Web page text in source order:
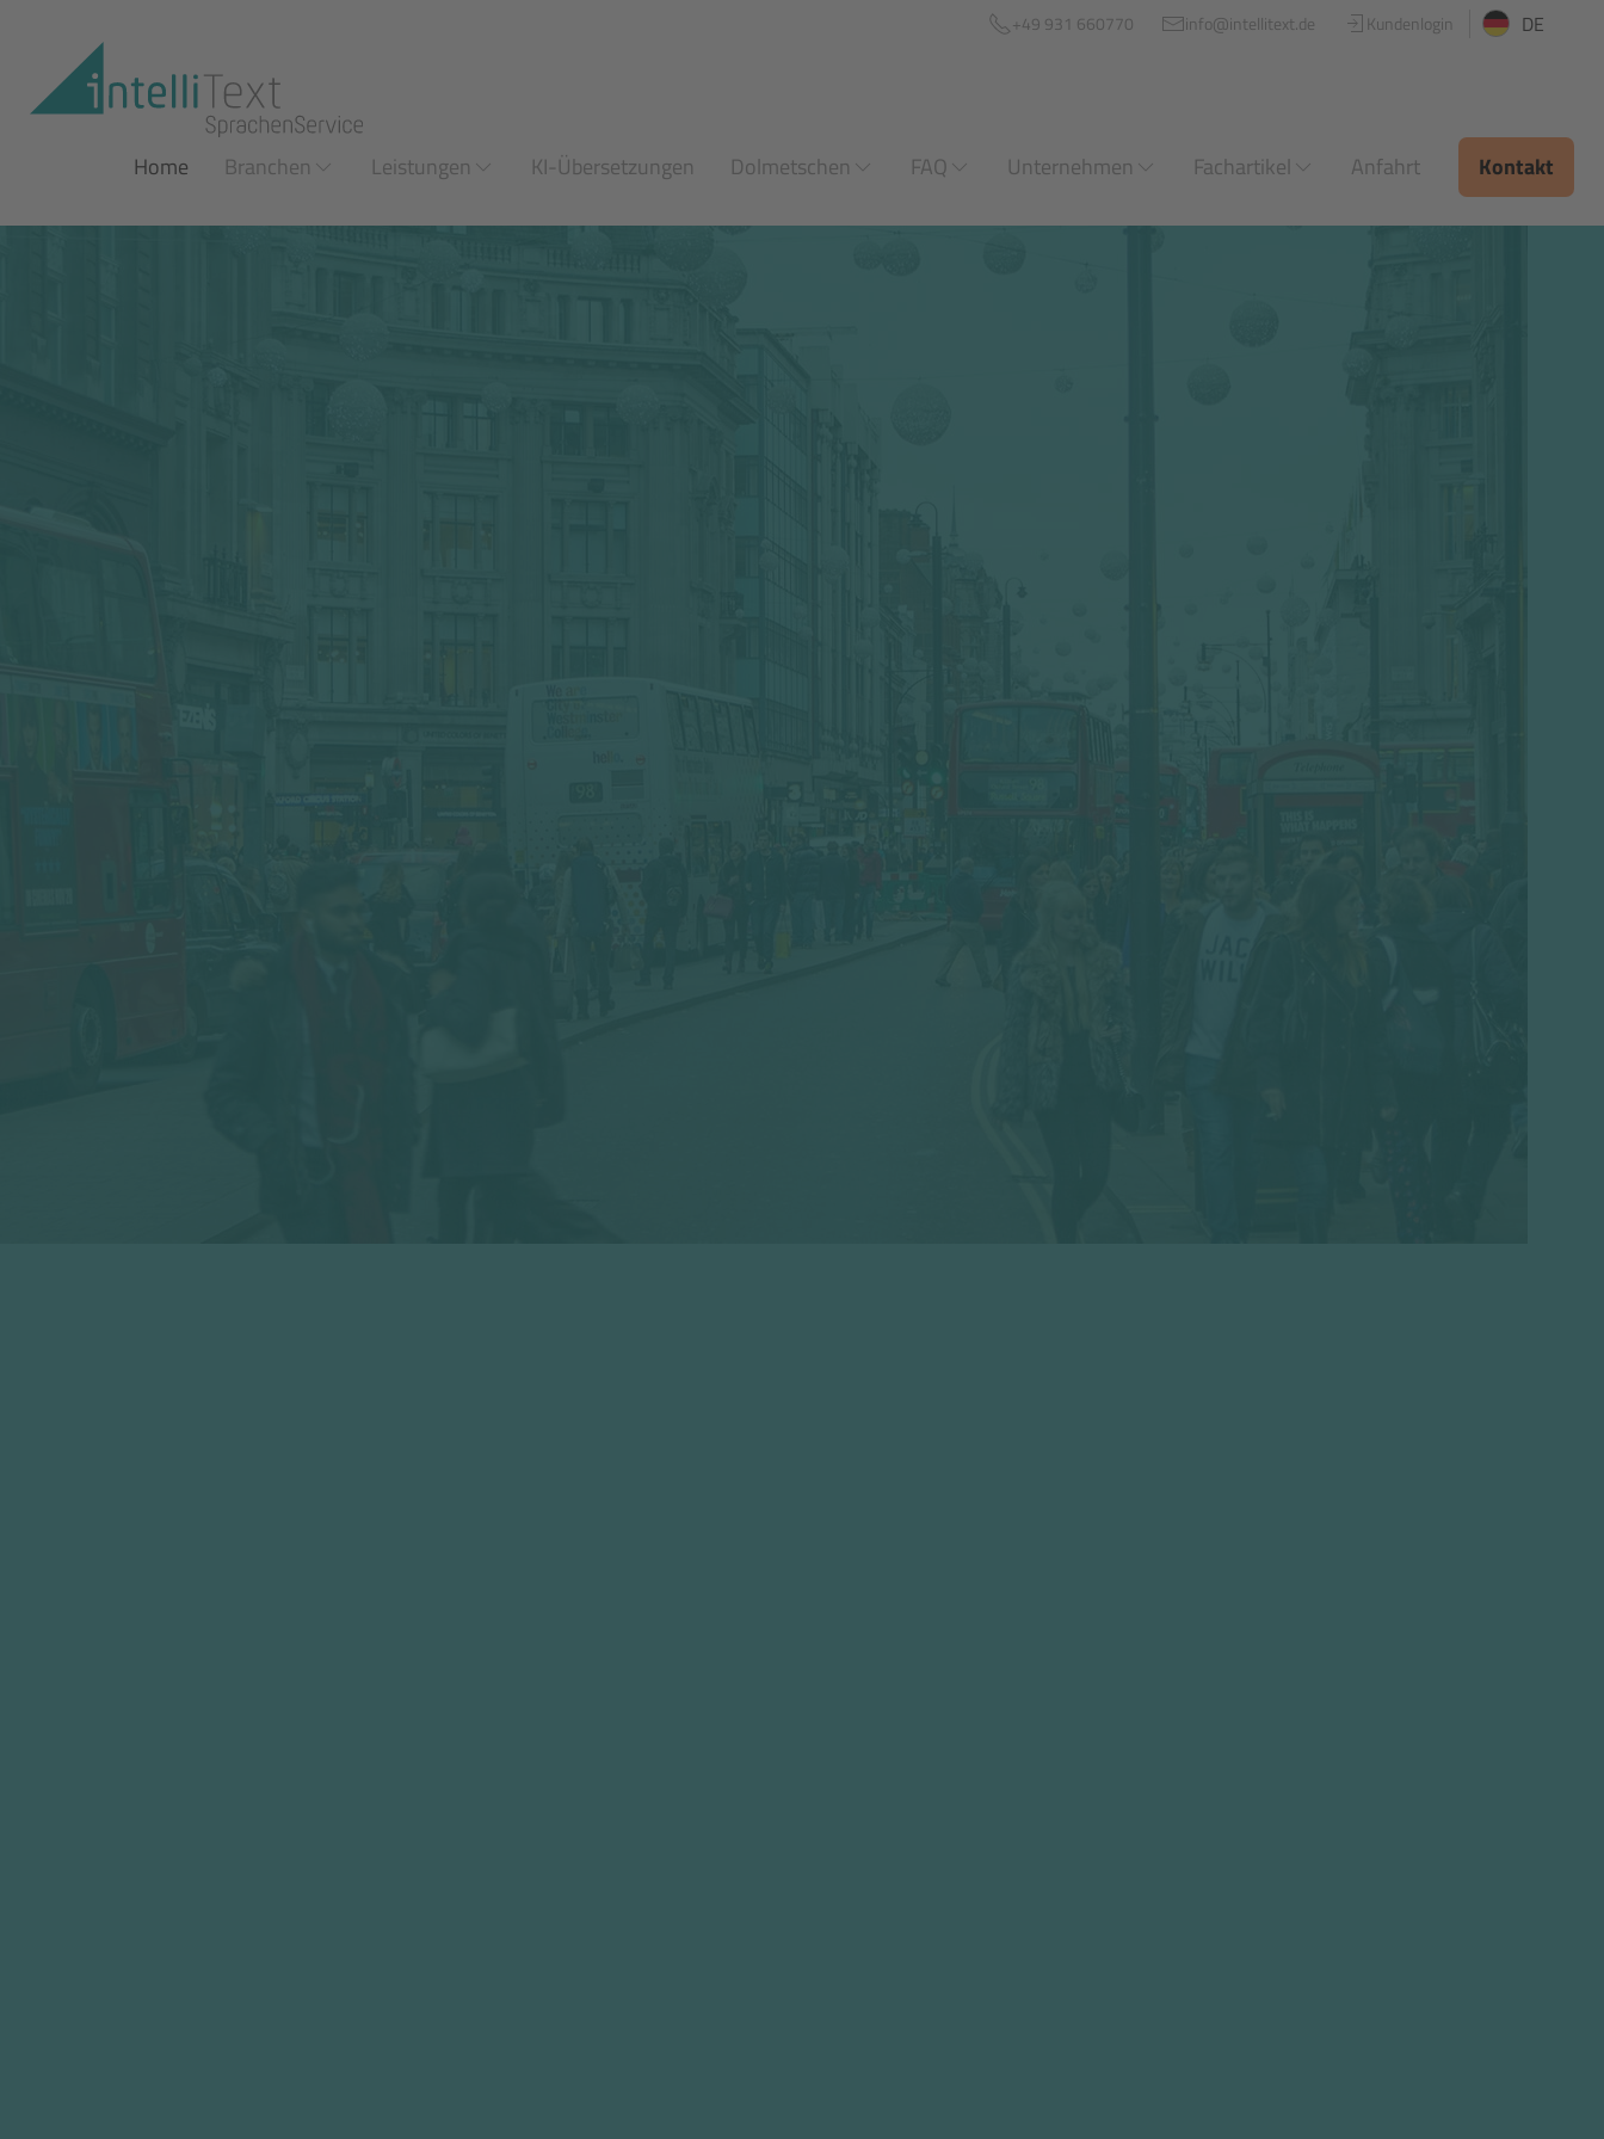
Zum Hauptinhalt springen
+49 931 660770 info@intellitext.de Kundenlogin DE
Home Branchen Leistungen KI-Übersetzungen Dolmetschen FAQ Unternehmen Fachartikel Anfahrt Kontakt